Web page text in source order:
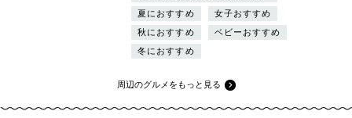
夏におすすめ
女子おすすめ
秋におすすめ
ベビーおすすめ
冬におすすめ
周辺のグルメをもっと見る